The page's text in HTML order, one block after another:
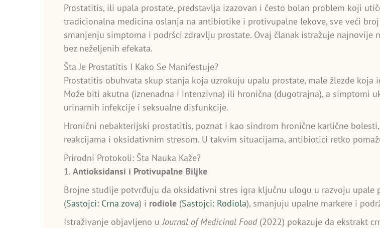
Prostatitis, ili upala prostate, predstavlja izazovan i često bolan problem koji
tradicionalna medicina oslanja na antibiotike i protivupalne lekove, sve veći
smanjenju simptoma i podršci zdravlju prostate. Ovaj članak istražuje
bez neželjenih efekata.
Šta Je Prostatitis I Kako Se Manifestuje?
Prostatitis obuhvata skup stanja koja uzrokuju upalu prostate, male žlezde
Može biti akutna (iznenadna i intenzivna) ili hronična (dugotrajna), a simptomi
urinarnih infekcije i seksualne disfunkcije.
Hronični nebakterijski prostatitis, poznat i kao sindrom hronične karlične
reakcijama i oksidativnim stresom. U takvim situacijama, antibiotici retko
Prirodni Protokoli: Šta Nauka Kaže?
1. Antioksidansi i Protivupalne Biljke
Brojne studije potvrđuju da oksidativni stres igra ključnu ulogu u razvoju upale
(Sastojci: Crna zova) i rodiole (Sastojci: Rodiola), smanjuju upalne markere i
Istraživanje objavljeno uJournal of Medicinal Food(2022) pokazuje da ekstrakt